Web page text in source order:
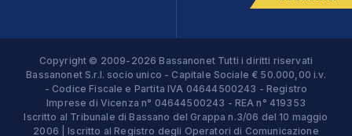
Copyright © 2009-2026 Bassanonet Tutti i diritti riservati
Bassanonet S.r.l. socio unico - Capitale Sociale € 50.000,00 i.v.
- Codice Fiscale e Partita IVA 04644500243 - Registro
Imprese di Vicenza n° 04644500243 - REA n° 419353
Iscritto al Tribunale di Bassano del Grappa n.3/06 del 10 maggio
2006 | Iscritto al Registro degli Operatori di Comunicazione